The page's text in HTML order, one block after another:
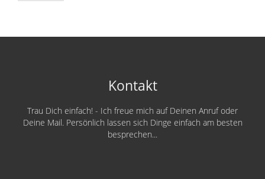
Kontakt
Trau Dich einfach! - Ich freue mich auf Deinen Anruf oder
Deine Mail. Persönlich lassen sich Dinge einfach am besten
besprechen...